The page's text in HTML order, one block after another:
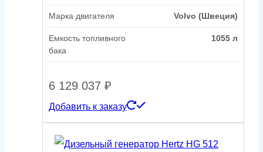
Марка двигателя Volvo (Швеция)
Емкость топливного
бака
1055 л
6 129 037 ₽
Добавить к заказу